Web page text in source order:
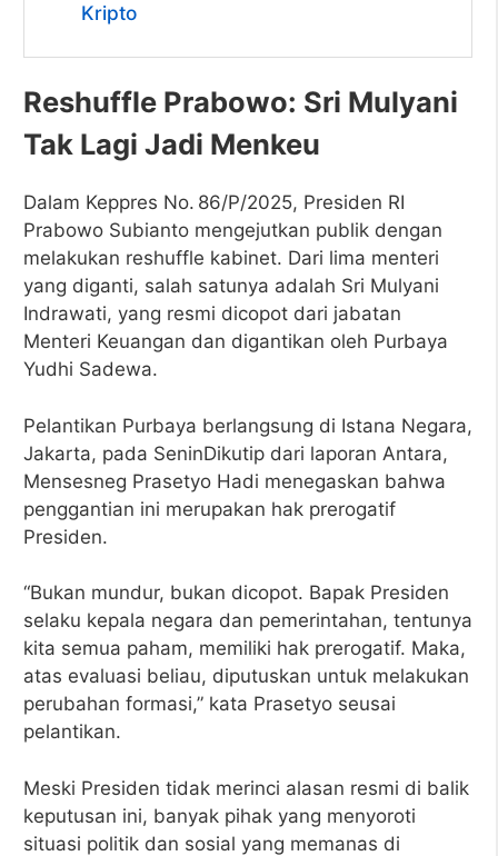
Kripto
Reshuffle Prabowo: Sri Mulyani
Tak Lagi Jadi Menkeu
Dalam Keppres No. 86/P/2025, Presiden RI
Prabowo Subianto mengejutkan publik dengan
melakukan reshuffle kabinet. Dari lima menteri
yang diganti, salah satunya adalah Sri Mulyani
Indrawati, yang resmi dicopot dari jabatan
Menteri Keuangan dan digantikan oleh Purbaya
Yudhi Sadewa.
Pelantikan Purbaya berlangsung di Istana Negara,
Jakarta, pada SeninDikutip dari laporan Antara,
Mensesneg Prasetyo Hadi menegaskan bahwa
penggantian ini merupakan hak prerogatif
Presiden.
“Bukan mundur, bukan dicopot. Bapak Presiden
selaku kepala negara dan pemerintahan, tentunya
kita semua paham, memiliki hak prerogatif. Maka,
atas evaluasi beliau, diputuskan untuk melakukan
perubahan formasi,” kata Prasetyo seusai
pelantikan.
Meski Presiden tidak merinci alasan resmi di balik
keputusan ini, banyak pihak yang menyoroti
situasi politik dan sosial yang memanas di